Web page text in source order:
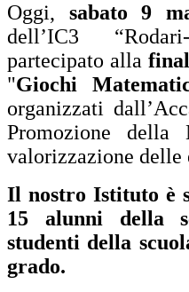
Oggi, sabato 9
dell’IC3
partecipato alla
"Giochi
organizzati
Promozione
valorizzazione delle
Il nostro Istituto è
15 alunni della
studenti della
grado.